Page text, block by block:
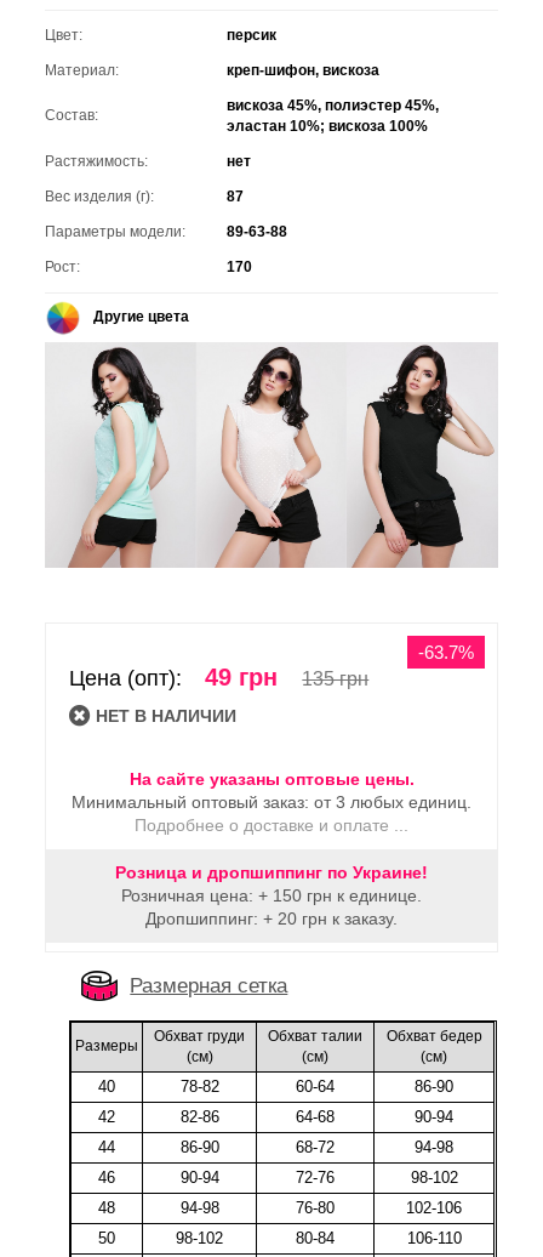
Цвет: персик
Материал: креп-шифон, вискоза
Состав:
вискоза 45%, полиэстер 45%,
эластан 10%; вискоза 100%
Растяжимость: нет
Вес изделия (г): 87
Параметры модели: 89-63-88
Рост: 170
Другие цвета
Цена (опт): 49 грн 135 грн
HЕТ В НАЛИЧИИ
-63.7%
На сайте указаны оптовые цены.
Минимальный оптовый заказ: от 3 любых единиц.
Подробнее о доставке и оплате ...
Розница и дропшиппинг по Украине!
Розничная цена: + 150 грн к единице.
Дропшиппинг: + 20 грн к заказу.
Размерная сетка
Размеры
Обхват груди
(cм)
Обхват талии
(cм)
Обхват бедер
(cм)
40 78-82 60-64
86-90
42
82-86 64-68
90-94
44
86-90 68-72
94-98
46
90-94 72-76
98-102
48
94-98 76-80
102-106
50
98-102 80-84
106-110